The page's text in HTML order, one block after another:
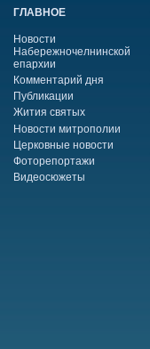
ГЛАВНОЕ
Новости
Набережночелнинской
епархии
Комментарий дня
Публикации
Жития святых
Новости митрополии
Церковные новости
Фоторепортажи
Видеосюжеты